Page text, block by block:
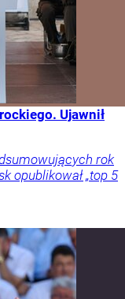
Ujawnił
rok
opublikował „top 5